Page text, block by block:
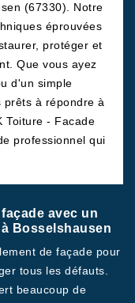
(67330). Notre
éprouvées
protéger et
Que vous ayez
d'un simple
prêts à répondre à
Toiture - Facade
professionnel qui
avec un
Bosselshausen
de façade pour
tous les défauts.
beaucoup de